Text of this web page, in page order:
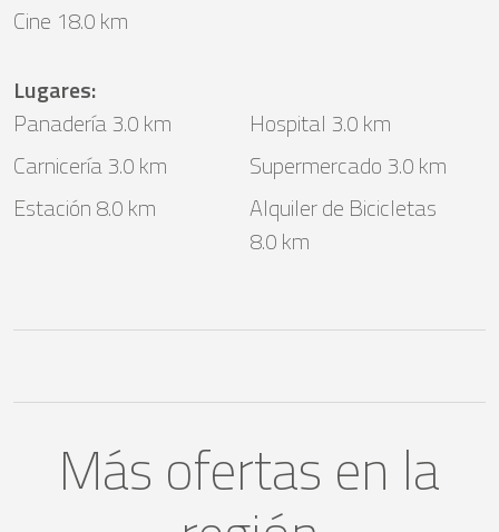
Cine 18.0 km
Lugares:
Panadería 3.0 km
Hospital 3.0 km
Carnicería 3.0 km
Supermercado 3.0 km
Estación 8.0 km
Alquiler de Bicicletas
8.0 km
Más ofertas en la